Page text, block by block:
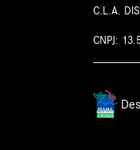
C.L.A.
CNPJ: